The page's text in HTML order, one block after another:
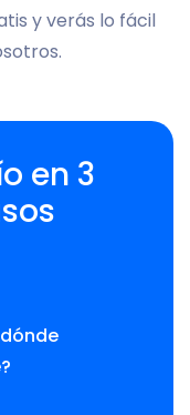
y verás lo fácil
en 3